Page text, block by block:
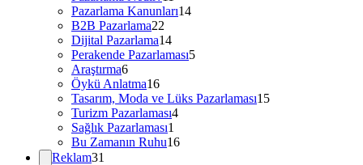
Pazarlama Kanunları14
B2B Pazarlama22
Dijital Pazarlama14
Perakende Pazarlaması5
Araştırma6
Öykü Anlatma16
Tasarım, Moda ve Lüks Pazarlaması15
Turizm Pazarlaması4
Sağlık Pazarlaması1
Bu Zamanın Ruhu16
Reklam31